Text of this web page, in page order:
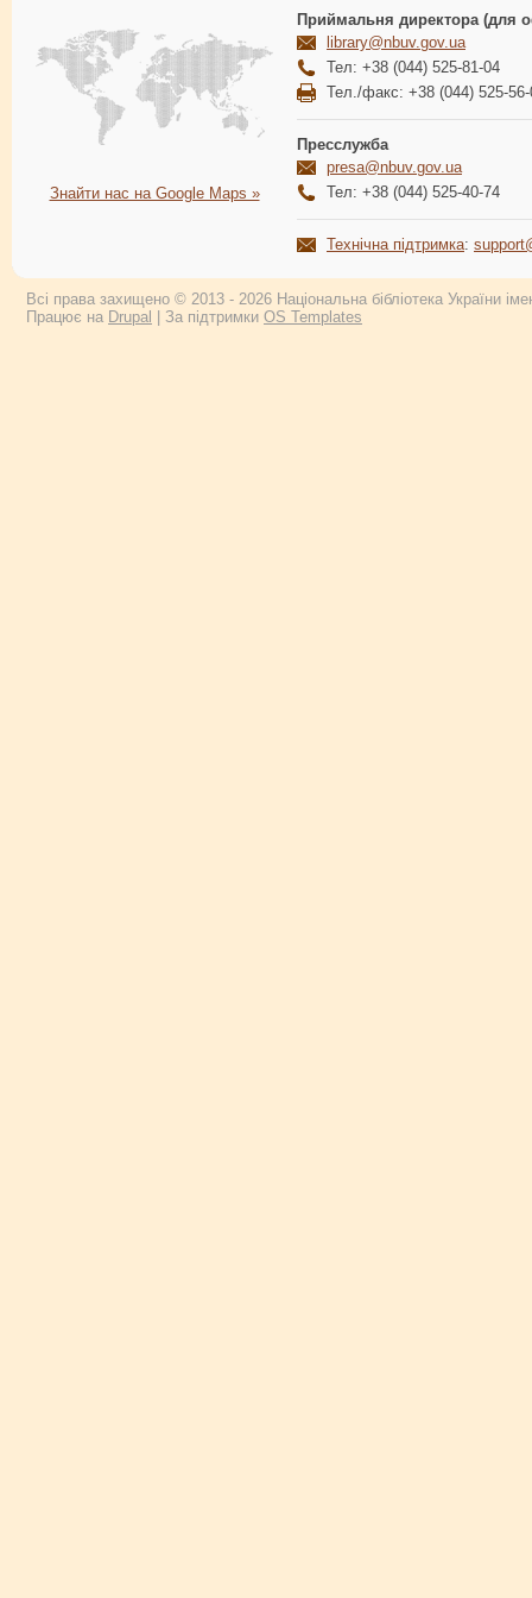
Знайти нас на Google Maps »
Приймальня директора (для
library@nbuv.gov.ua
Тел: +38 (044) 525-81-04
Тел./факс: +38 (044) 525-56-
Пресслужба
presa@nbuv.gov.ua
Тел: +38 (044) 525-40-74
Технічна підтримка:
Всі права захищено © 2013 - 2026 Національна бібліотека України
Працює на Drupal | За підтримки OS Templates